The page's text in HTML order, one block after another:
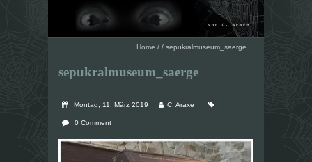
Home / / sepukralmuseum_saerge
sepukralmuseum_saerge
Montag, 11. März 2019 C. Araxe
0 Comment